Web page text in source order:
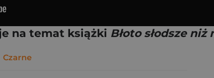
na temat książki Błoto słodsze
Czarne